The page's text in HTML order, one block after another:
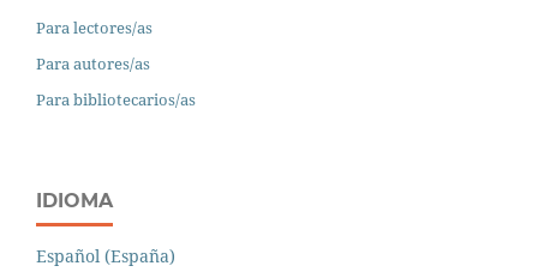
Para lectores/as
Para autores/as
Para bibliotecarios/as
IDIOMA
Español (España)